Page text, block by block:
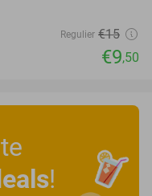
Regulier €15
€9,50
!